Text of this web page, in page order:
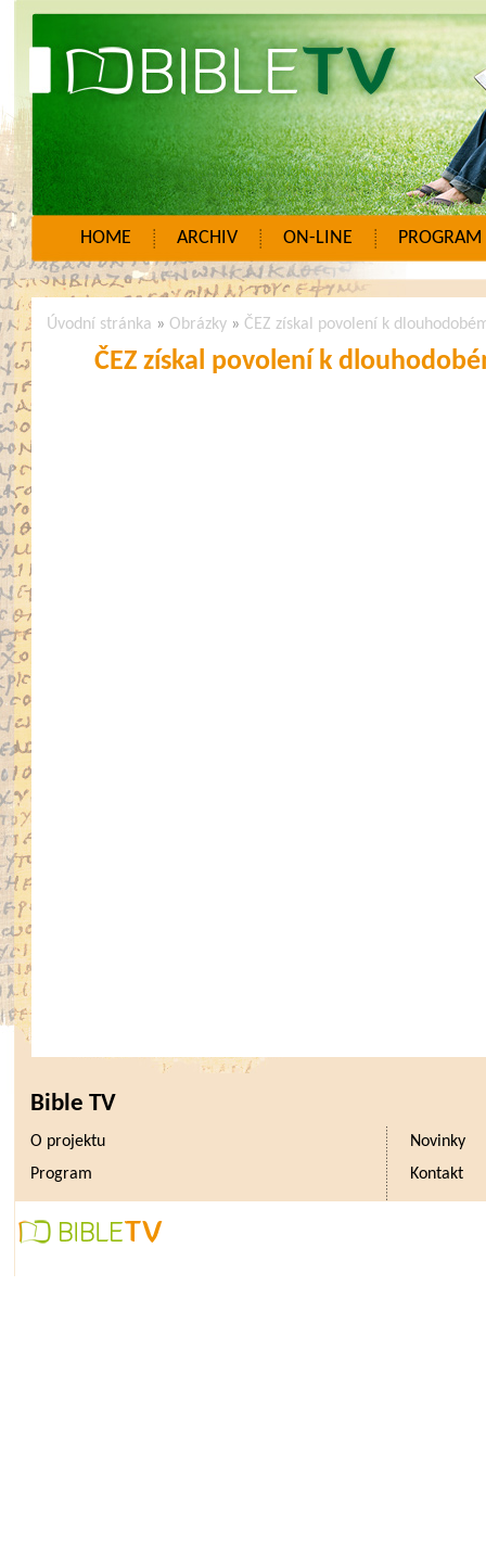
HOME ARCHIV ON-LINE PROGRAM
Úvodní stránka » Obrázky » ČEZ získal povolení k
ČEZ získal povolení k
Bible TV
O projektu
Novinky
Program
Kontakt